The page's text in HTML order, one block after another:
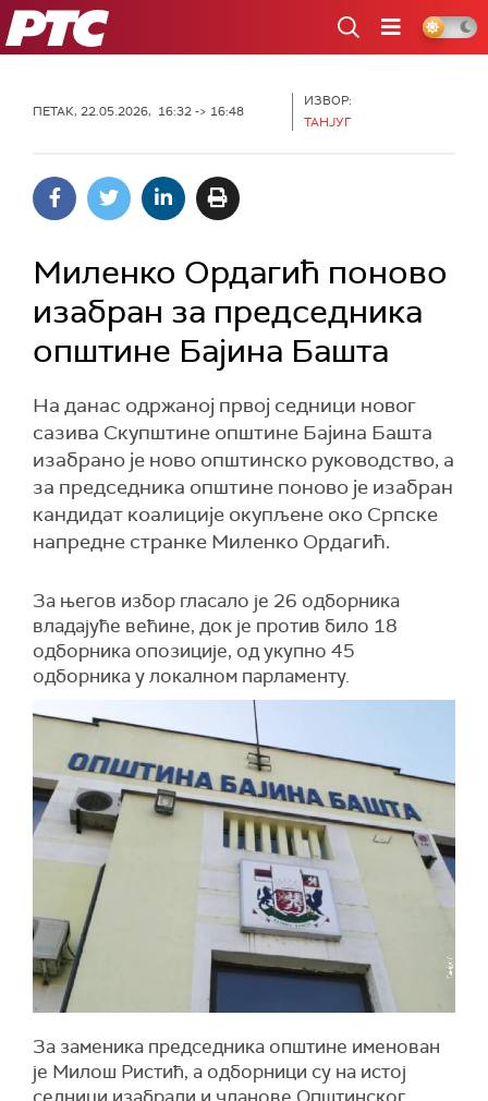
РТС
ПЕТАК, 22.05.2026, 16:32 -> 16:48
ИЗВОР:
ТАНЈУГ
Миленко Ордагић поново
изабран за председника
општине Бајина Башта
На данас одржаној првој седници новог
сазива Скупштине општине Бајина Башта
изабрано је ново општинско руководство, а
за председника општине поново је изабран
кандидат коалиције окупљене око Српске
напредне странке Миленко Ордагић.
За његов избор гласало је 26 одборника
владајуће већине, док је против било 18
одборника опозиције, од укупно 45
одборника у локалном парламенту.
За заменика председника општине именован
је Милош Ристић, а одборници су на истој